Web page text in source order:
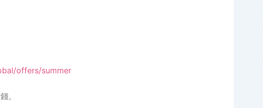
offers/summer
。